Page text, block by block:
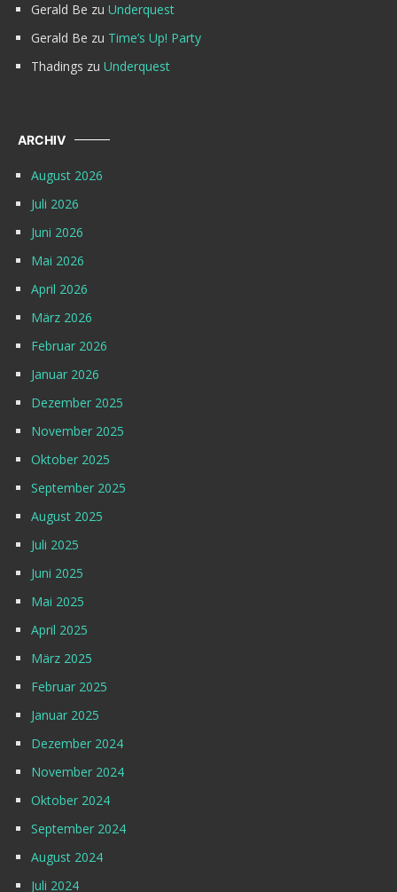
Gerald Be zu Underquest
Gerald Be zu Time’s Up! Party
Thadings zu Underquest
ARCHIV
August 2026
Juli 2026
Juni 2026
Mai 2026
April 2026
März 2026
Februar 2026
Januar 2026
Dezember 2025
November 2025
Oktober 2025
September 2025
August 2025
Juli 2025
Juni 2025
Mai 2025
April 2025
März 2025
Februar 2025
Januar 2025
Dezember 2024
November 2024
Oktober 2024
September 2024
August 2024
Juli 2024